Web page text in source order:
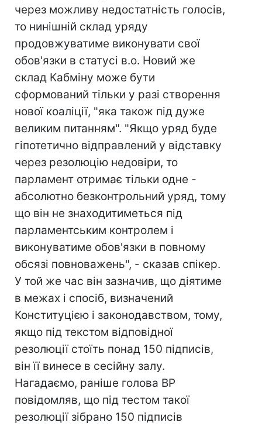
через можливу недостатність голосів,
то нинішній склад уряду
продовжуватиме виконувати свої
обов'язки в статусі в.о. Новий же
склад Кабміну може бути
сформований тільки у разі створення
нової коаліції, "яка також під дуже
великим питанням". "Якщо уряд буде
гіпотетично відправлений у відставку
через резолюцію недовіри, то
парламент отримає тільки одне -
абсолютно безконтрольний уряд, тому
що він не знаходитиметься під
парламентським контролем і
виконуватиме обов'язки в повному
обсязі повноважень", - сказав спікер.
У той же час він зазначив, що діятиме
в межах і спосіб, визначений
Конституцією і законодавством, тому,
якщо під текстом відповідної
резолюції стоїть понад 150 підписів,
він її винесе в сесійну залу.
Нагадаємо, раніше голова ВР
повідомляв, що під тестом такої
резолюції зібрано 150 підписів